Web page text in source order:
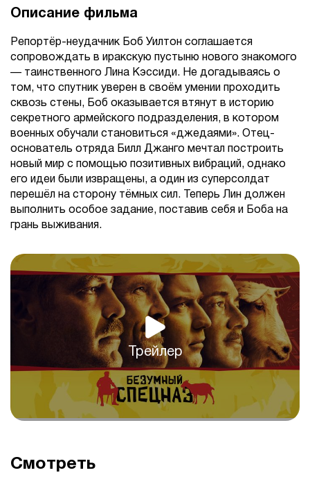
Описание фильма
Репортёр-неудачник Боб Уилтон соглашается
сопровождать в иракскую пустыню нового знакомого
— таинственного Лина Кэссиди. Не догадываясь о
том, что спутник уверен в своём умении проходить
сквозь стены, Боб оказывается втянут в историю
секретного армейского подразделения, в котором
военных обучали становиться «джедаями». Отец-
основатель отряда Билл Джанго мечтал построить
новый мир с помощью позитивных вибраций, однако
его идеи были извращены, а один из суперсолдат
перешёл на сторону тёмных сил. Теперь Лин должен
выполнить особое задание, поставив себя и Боба на
грань выживания.
Трейлер
Смотреть